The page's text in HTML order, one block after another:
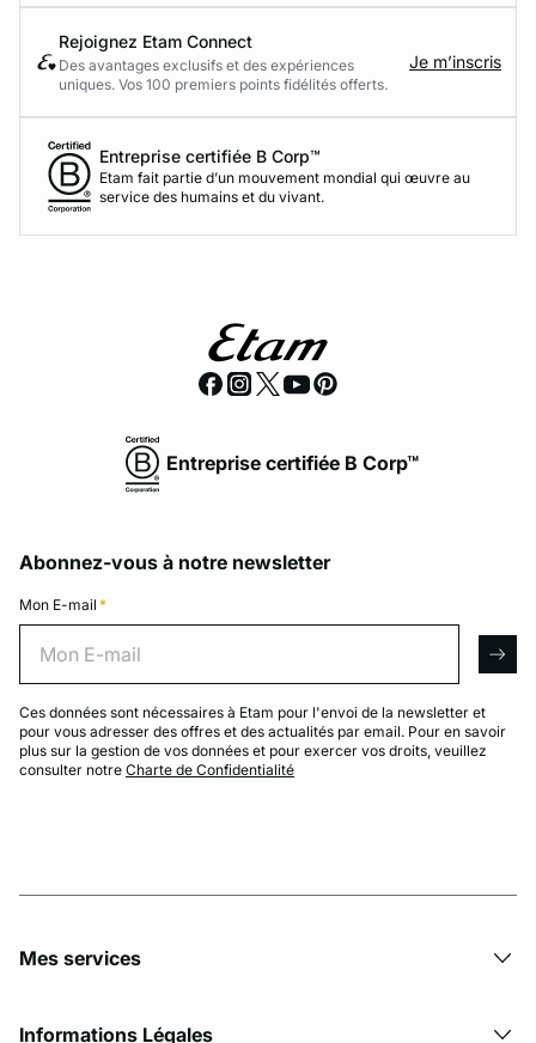
Rejoignez Etam Connect
Des avantages exclusifs et des expériences
uniques. Vos 100 premiers points fidélités offerts.
Je m’inscris
Entreprise certifiée B Corp™
Etam fait partie d’un mouvement mondial qui œuvre au
service des humains et du vivant.
Entreprise certifiée B Corp™
Abonnez-vous à notre newsletter
Mon E-mail *
Ces données sont nécessaires à Etam pour l'envoi de la newsletter et
pour vous adresser des offres et des actualités par email. Pour en savoir
plus sur la gestion de vos données et pour exercer vos droits, veuillez
consulter notre Charte de Confidentialité
Mes services
Informations Légales